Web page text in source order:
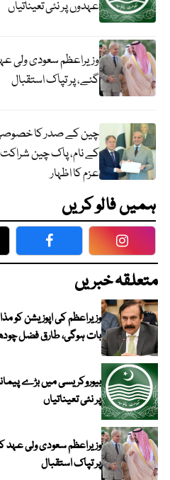
عہدوں پر نئی تعیناتیاں
وزیراعظم سعودی ولی
گئے، پر تپاک استقبال
چین کے صدر کا
کے نام، پاک چین
عزم کا اظہار
ہمیں فالو کریں
Facebook
متعلقہ خبریں
وزیراعظم کی اپوزیشن کو
بات ہوگی، طارق فضل
بیوروکریسی میں بڑے
پر نئی تعیناتیاں
وزیراعظم سعودی ولی
پر تپاک استقبال